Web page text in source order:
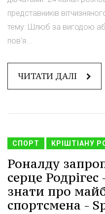
представників
тему: Шлюб за вигодою
пов'я...
ЧИТАТИ ДАЛІ
СПОРТ КРІШТІАНУ
Роналду
серце
знати про
спортсмена -